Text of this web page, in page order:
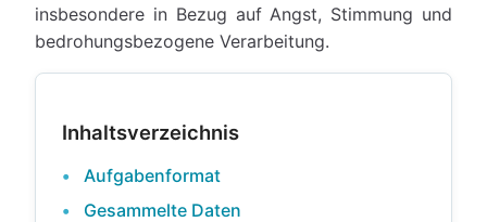
insbesondere in Bezug auf Angst, Stimmung und
bedrohungsbezogene Verarbeitung.
Inhaltsverzeichnis
Aufgabenformat
Gesammelte Daten